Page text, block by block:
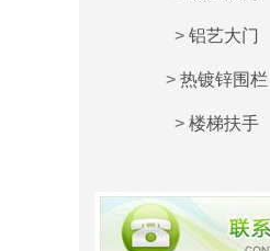
> 铝艺大门
> 热镀锌围栏
> 楼梯扶手